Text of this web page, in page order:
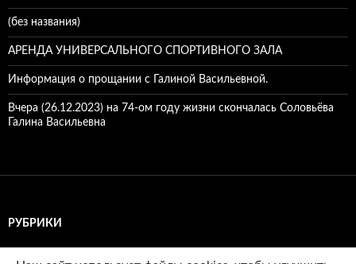
(без названия)
АРЕНДА УНИВЕРСАЛЬНОГО СПОРТИВНОГО ЗАЛА
Информация о прощании с Галиной Васильевной.
Вчера (26.12.2023) на 74-ом году жизни скончалась Соловьёва
Галина Васильевна
РУБРИКИ
Рубрики